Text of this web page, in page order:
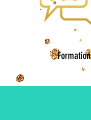
Formation